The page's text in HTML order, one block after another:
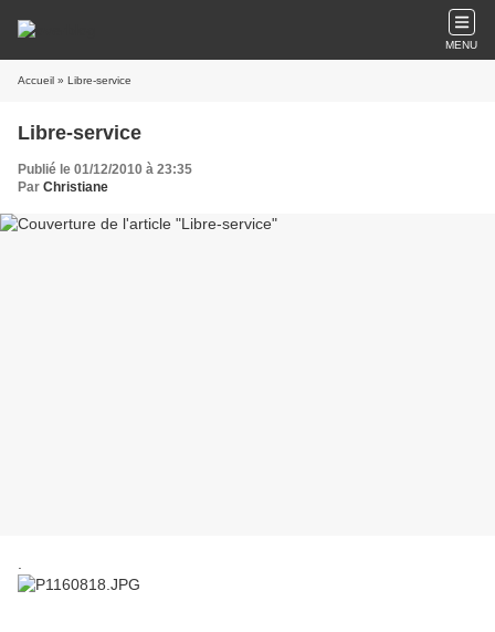
MENU
Accueil » Libre-service
Libre-service
Publié le 01/12/2010 à 23:35
Par Christiane